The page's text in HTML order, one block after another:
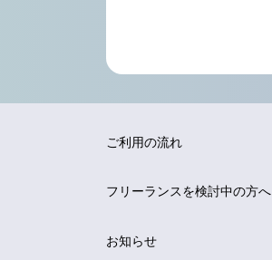
ご利用の流れ
フリーランスを検討中の方へ
お知らせ